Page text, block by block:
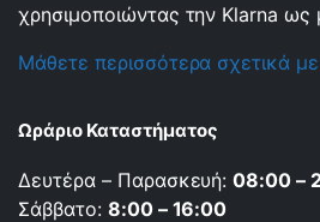
χρησιμοποιώντας την Klarna
Μάθετε περισσότερα σχετικά
Ωράριο Καταστήματος
Δευτέρα – Παρασκευή:08:00 –
Σάββατο: 8:00 – 16:00